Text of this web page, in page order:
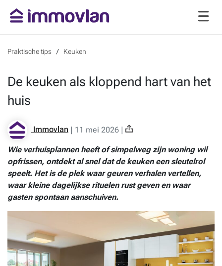
Praktische tips Keuken
De keuken als kloppend hart van het
huis
Immovlan | 11 mei 2026 |
Wie verhuisplannen heeft of simpelweg zijn woning wil
opfrissen, ontdekt al snel dat de keuken een sleutelrol
speelt. Het is de plek waar geuren verhalen vertellen,
waar kleine dagelijkse rituelen rust geven en waar
gasten spontaan aanschuiven.